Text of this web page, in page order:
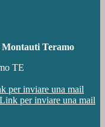
Teramo
TE
per inviare una mail
Link per inviare una mail